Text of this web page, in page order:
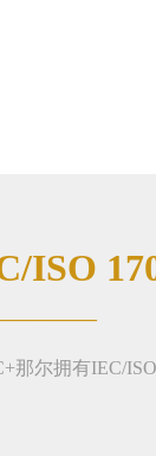
ISO
那尔拥有IEC/